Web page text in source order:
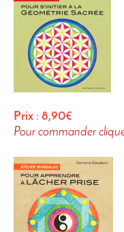
Prix : 8,90€
Pour commander